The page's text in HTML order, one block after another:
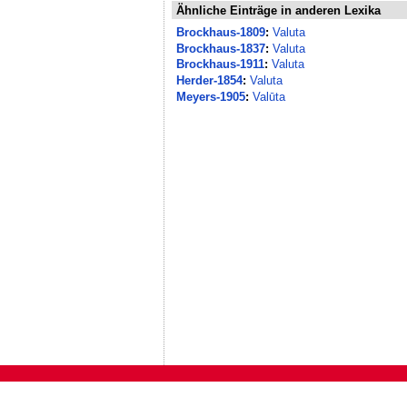
Ähnliche Einträge in anderen Lexika
Brockhaus-1809: Valuta
Brockhaus-1837: Valuta
Brockhaus-1911: Valuta
Herder-1854: Valuta
Meyers-1905: Valūta